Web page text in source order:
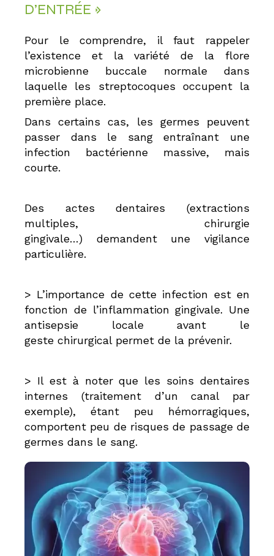
D’ENTRÉE »
Pour le comprendre, il faut rappeler
l’existence et la variété de la flore
microbienne buccale normale dans
laquelle les streptocoques occupent la
première place.
Dans certains cas, les germes peuvent
passer dans le sang entraînant une
infection bactérienne massive, mais
courte.
Des actes dentaires (extractions
multiples, chirurgie
gingivale…) demandent une vigilance
particulière.
> L’importance de cette infection est en
fonction de l’inflammation gingivale. Une
antisepsie locale avant le
geste chirurgical permet de la prévenir.
> Il est à noter que les soins dentaires
internes (traitement d’un canal par
exemple), étant peu hémorragiques,
comportent peu de risques de passage de
germes dans le sang.